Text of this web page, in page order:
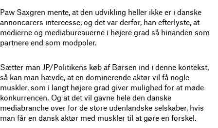
Paw Saxgren mente, at den udvikling heller ikke er i danske
annoncørers intereesse, og det var derfor, han efterlyste, at
medierne og mediabureauerne i højere grad så hinanden som
partnere end som modpoler.
Sætter man JP/Politikens køb af Børsen ind i denne kontekst,
så kan man hævde, at en dominerende aktør vil få nogle
muskler, som i langt højere grad giver mulighed for at møde
konkurrencen. Og at det vil gavne hele den danske
mediabranche over for de store udenlandske selskaber, hvis
man får en dansk aktør med muskler til at gøre en forskel.